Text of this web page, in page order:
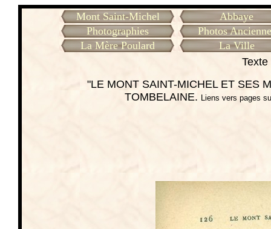
Mont Saint-Michel
Abbaye
Photographies
Photos
La Mère Poulard
La Ville
"LE MONT SAINT-MICHEL ET SES
TOMBELAINE. Liens vers pages